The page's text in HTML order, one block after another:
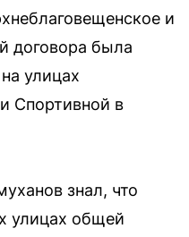
и
договора была
улицах
Спортивной в
знал, что
улицах общей